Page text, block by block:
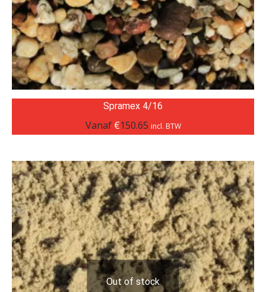
Spramex 4/16
Vanaf €150.65 incl. BTW
Out of stock